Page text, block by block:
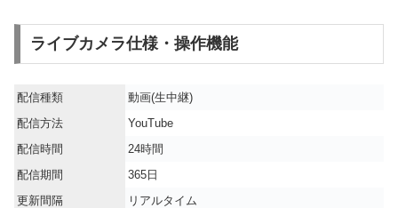
ライブカメラ仕様・操作機能
配信種類
動画(生中継)
配信方法
YouTube
配信時間
24時間
配信期間
365日
更新間隔
リアルタイム